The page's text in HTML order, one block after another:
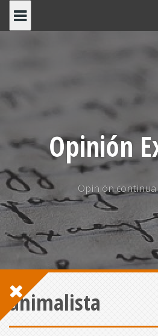
Opinión
Opinión continua
animalista